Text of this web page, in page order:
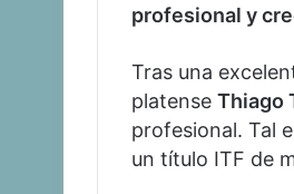
profesional y
Tras una
platense Thiago
profesional. Tal
un título ITF de